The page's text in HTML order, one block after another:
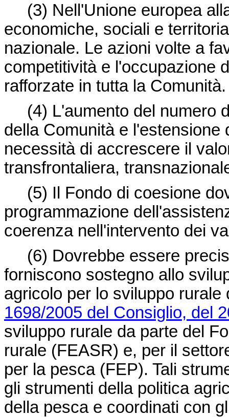
(3) Nell'Unione europea
economiche, sociali e
nazionale. Le azioni volte a
competitività e l'occupazione
rafforzate in tutta la Comunità.
(4) L'aumento del numero
della Comunità e
necessità di accrescere il
transfrontaliera,
(5) Il Fondo di coesione
programmazione
coerenza nell'intervento dei
(6) Dovrebbe essere
forniscono sostegno allo
agricolo per lo sviluppo
1698/2005 del Consiglio, del
sviluppo rurale da parte del
rurale (FEASR) e, per il
per la pesca (FEP). Tali
gli strumenti della politica
della pesca e coordinati con